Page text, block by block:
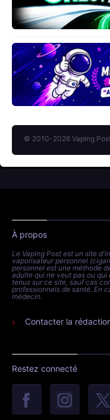
© 2010-2026 Vaping
À propos
Le Vaping Post est un site
vaporisateur personnel
personnel est une méthode
adulte qui ne veut pas ou qui
tenus sur ce site, sauf cas
professionnels de santé. En
médecin.
Contacter la
Restez connecté